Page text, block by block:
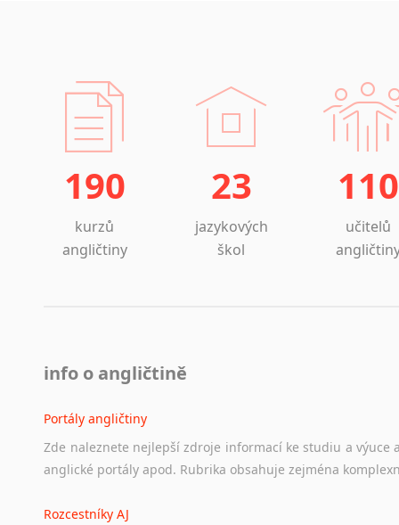
190
kurzů
angličtiny
23
jazykových
škol
110
učitelů
info o angličtině
Portály angličtiny
Zde naleznete nejlepší zdroje informací ke studiu a výuce
anglické portály apod. Rubrika obsahuje zejména
Rozcestníky AJ